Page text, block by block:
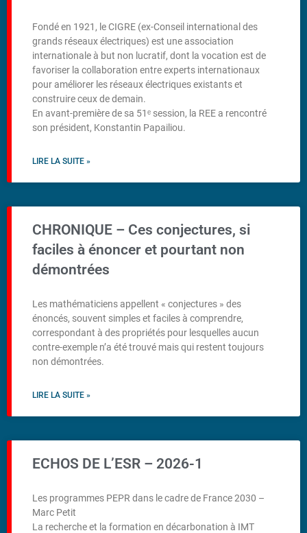
Fondé en 1921, le CIGRE (ex-Conseil international des
grands réseaux électriques) est une association
internationale à but non lucratif, dont la vocation est de
favoriser la collaboration entre experts internationaux
pour améliorer les réseaux électriques existants et
construire ceux de demain.
En avant-première de sa 51ᵉ session, la REE a rencontré
son président, Konstantin Papailiou.
LIRE LA SUITE »
CHRONIQUE – Ces conjectures, si
faciles à énoncer et pourtant non
démontrées
Les mathématiciens appellent « conjectures » des
énoncés, souvent simples et faciles à comprendre,
correspondant à des propriétés pour lesquelles aucun
contre-exemple n’a été trouvé mais qui restent toujours
non démontrées.
LIRE LA SUITE »
ECHOS DE L’ESR – 2026-1
Les programmes PEPR dans le cadre de France 2030 –
Marc Petit
La recherche et la formation en décarbonation à IMT